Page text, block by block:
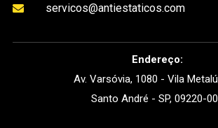
 servicos@antiestaticos.com
Endereço:
Av. Varsóvia, 1080 - Vila
Santo André - SP, 09220-